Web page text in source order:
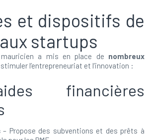
et dispositifs de
startups
mauricien a mis en place de nombreux
l’entrepreneuriat et l’innovation :
financières
– Propose des subventions et des prêts à